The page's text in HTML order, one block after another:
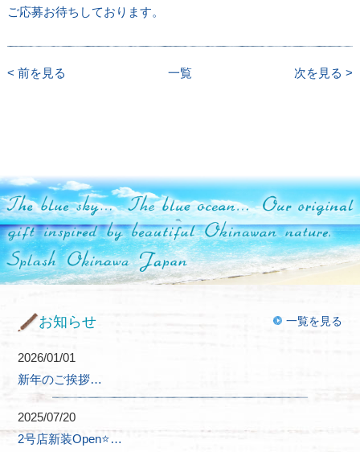
ご応募お待ちしております。
< 前を見る 一覧 次を見る >
お知らせ
2026/01/01
新年のご挨拶…
2025/07/20
2号店新装Open⭐️…
一覧を見る